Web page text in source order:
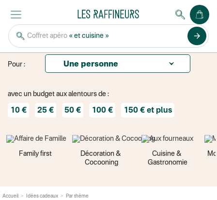
Coffret apéro « et cuisine » arrow_forward
JE CHERCHEUN
CADEAU
Pour :
avec un budget aux alentours de :
10 € 25 € 50 € 100 € 150 € et plus
Family first
Décoration &
Cocooning
Cuisine &
Gastronomie
Accueil Idées cadeaux Par thème